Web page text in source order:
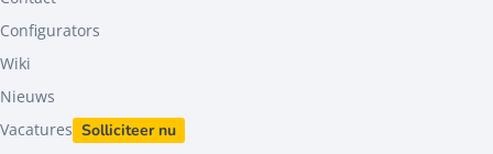
Configurators
Wiki
Nieuws
Vacatures Solliciteer nu